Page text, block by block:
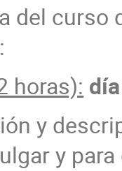
del curso
horas):
y
y